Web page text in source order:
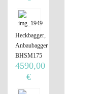
Heckbagger,
Anbaubagger
BHSM175
4590,00
€